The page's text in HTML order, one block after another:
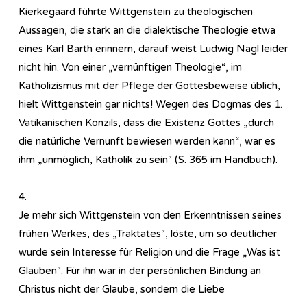
Kierkegaard führte Wittgenstein zu theologischen
Aussagen, die stark an die dialektische Theologie etwa
eines Karl Barth erinnern, darauf weist Ludwig Nagl leider
nicht hin. Von einer „vernünftigen Theologie“, im
Katholizismus mit der Pflege der Gottesbeweise üblich,
hielt Wittgenstein gar nichts! Wegen des Dogmas des 1.
Vatikanischen Konzils, dass die Existenz Gottes „durch
die natürliche Vernunft bewiesen werden kann“, war es
ihm „unmöglich, Katholik zu sein“ (S. 365 im Handbuch).
4.
Je mehr sich Wittgenstein von den Erkenntnissen seines
frühen Werkes, des „Traktates“, löste, um so deutlicher
wurde sein Interesse für Religion und die Frage „Was ist
Glauben“. Für ihn war in der persönlichen Bindung an
Christus nicht der Glaube, sondern die Liebe